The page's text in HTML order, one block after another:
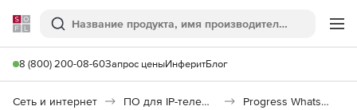
Softline
Поиск
8 (800) 200-08-60Запрос ценыИнферитБлог
Сеть и интернет ПО для IP-телефонии Progress WhatsUp Event Archiver